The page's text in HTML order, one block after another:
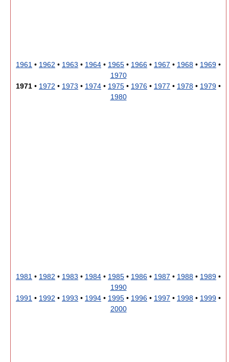
1961 • 1962 • 1963 • 1964 • 1965 • 1966 • 1967 • 1968 • 1969 •
1970
1971 • 1972 • 1973 • 1974 • 1975 • 1976 • 1977 • 1978 • 1979 •
1980
1981 • 1982 • 1983 • 1984 • 1985 • 1986 • 1987 • 1988 • 1989 •
1990
1991 • 1992 • 1993 • 1994 • 1995 • 1996 • 1997 • 1998 • 1999 •
2000